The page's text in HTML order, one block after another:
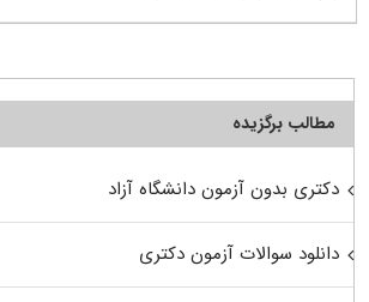
مطالب برگزیده
دکتری بدون آزمون دانشگاه آزاد
دانلود سوالات آزمون دکتری